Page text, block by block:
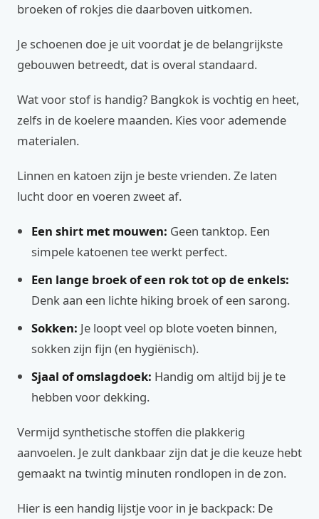
broeken of rokjes die daarboven uitkomen.
Je schoenen doe je uit voordat je de belangrijkste
gebouwen betreedt, dat is overal standaard.
Wat voor stof is handig? Bangkok is vochtig en heet,
zelfs in de koelere maanden. Kies voor ademende
materialen.
Linnen en katoen zijn je beste vrienden. Ze laten
lucht door en voeren zweet af.
Een shirt met mouwen: Geen tanktop. Een
simpele katoenen tee werkt perfect.
Een lange broek of een rok tot op de enkels:
Denk aan een lichte hiking broek of een sarong.
Sokken: Je loopt veel op blote voeten binnen,
sokken zijn fijn (en hygiënisch).
Sjaal of omslagdoek: Handig om altijd bij je te
hebben voor dekking.
Vermijd synthetische stoffen die plakkerig
aanvoelen. Je zult dankbaar zijn dat je die keuze hebt
gemaakt na twintig minuten rondlopen in de zon.
Hier is een handig lijstje voor in je backpack: De